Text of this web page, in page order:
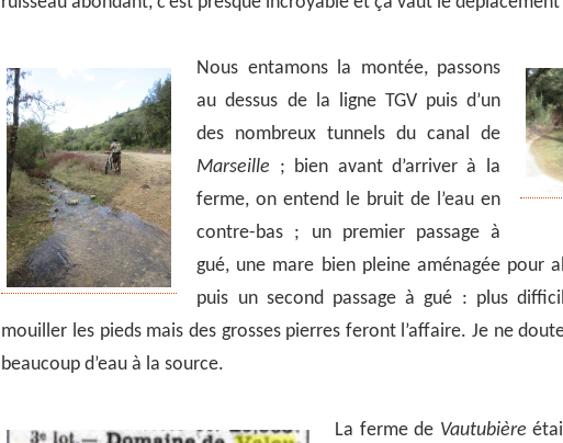
Nous entamons la montée, passons
au dessus de la ligne TGV puis d’un
des nombreux tunnels du canal de
Marseille ; bien avant d’arriver à la
ferme, on entend le bruit de l’eau en
contre-bas ; un premier passage à
gué, une mare bien pleine aménagée pour
puis un second passage à gué : plus
mouiller les pieds mais des grosses pierres feront l’affaire. Je ne
beaucoup d’eau à la source.
La ferme de Vautubière